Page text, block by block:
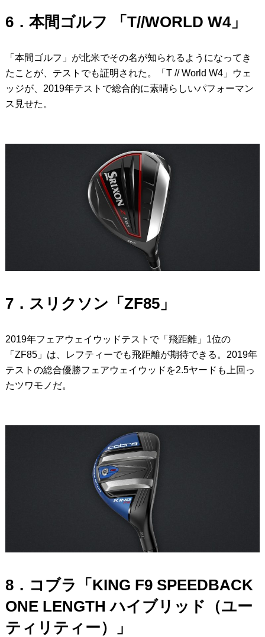
6．本間ゴルフ 「T//WORLD W4」
「本間ゴルフ」が北米でその名が知られるようになってき
たことが、テストでも証明された。「T // World W4」ウェ
ッジが、2019年テストで総合的に素晴らしいパフォーマン
ス見せた。
7．スリクソン「ZF85」
2019年フェアウェイウッドテストで「飛距離」1位の
「ZF85」は、レフティーでも飛距離が期待できる。2019年
テストの総合優勝フェアウェイウッドを2.5ヤードも上回っ
たツワモノだ。
8．コブラ「KING F9 SPEEDBACK
ONE LENGTH ハイブリッド（ユー
ティリティー）」